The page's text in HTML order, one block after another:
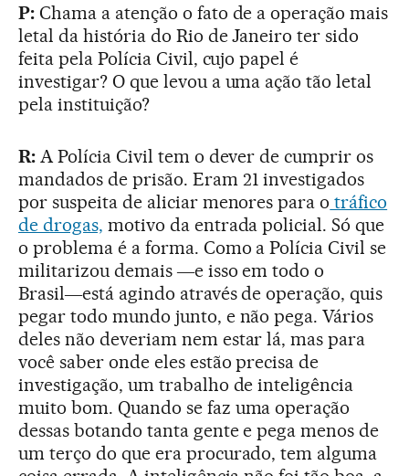
P: Chama a atenção o fato de a operação mais
letal da história do Rio de Janeiro ter sido
feita pela Polícia Civil, cujo papel é
investigar? O que levou a uma ação tão letal
pela instituição?
R:A Polícia Civil tem o dever de cumprir os
mandados de prisão. Eram 21 investigados
por suspeita de aliciar menores para o tráfico
de drogas, motivo da entrada policial. Só que
o problema é a forma. Como a Polícia Civil se
militarizou demais ―e isso em todo o
Brasil―está agindo através de operação, quis
pegar todo mundo junto, e não pega. Vários
deles não deveriam nem estar lá, mas para
você saber onde eles estão precisa de
investigação, um trabalho de inteligência
muito bom. Quando se faz uma operação
dessas botando tanta gente e pega menos de
um terço do que era procurado, tem alguma